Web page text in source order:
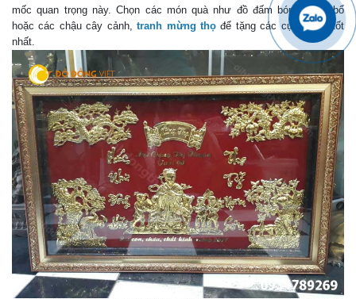
mốc quan trọng này. Chọn các món quà như đồ đấm bóp, thuốc bổ
hoặc các chậu cây cảnh,tranh mừng thọđể tặng các cụ là điều tốt
nhất.